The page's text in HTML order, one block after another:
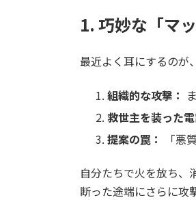
1. 巧妙な「マ
最近よく耳にするのが
組織的な攻撃：
救世主を装った電
提案の罠：
「悪
自分たちで火を放ち、
断った途端にさらに攻